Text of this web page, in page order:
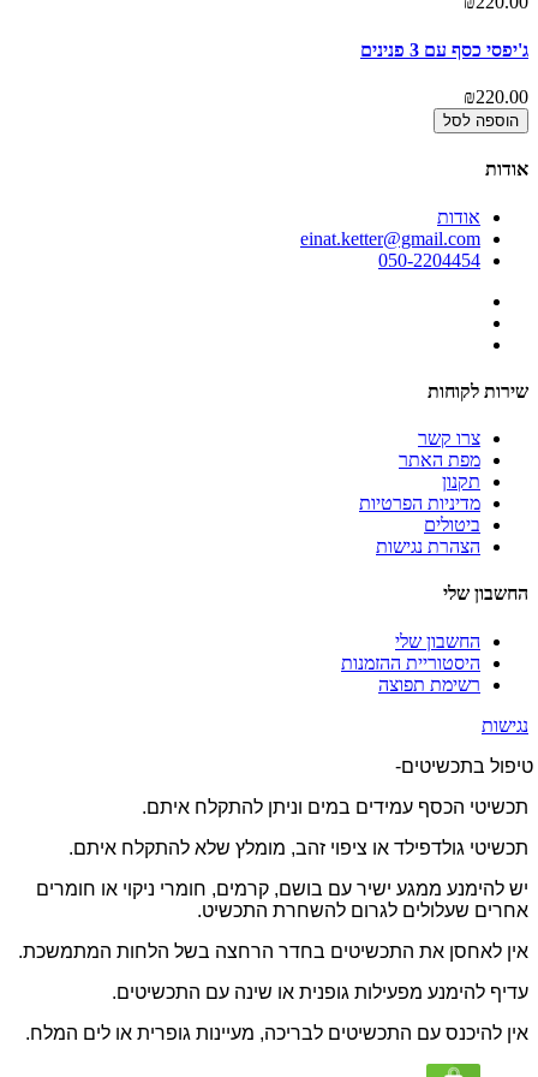
ג'יפסי כסף עם 3 פנינים
₪220.00
הוספה לסל
אודות
אודות
einat.ketter@gmail.com
050-2204454
שירות לקוחות
צרו קשר
מפת האתר
תקנון
מדיניות הפרטיות
ביטולים
הצהרת נגישות
החשבון שלי
החשבון שלי
היסטוריית ההזמנות
רשימת תפוצה
נגישות
טיפול בתכשיטים-
תכשיטי הכסף עמידים במים וניתן להתקלח איתם.
תכשיטי גולדפילד או ציפוי זהב, מומלץ שלא להתקלח איתם.
יש להימנע ממגע ישיר עם בושם, קרמים, חומרי ניקוי או חומרים
אחרים שעלולים לגרום להשחרת התכשיט.
אין לאחסן את התכשיטים בחדר הרחצה בשל הלחות המתמשכת.
עדיף להימנע מפעילות גופנית או שינה עם התכשיטים.
אין להיכנס עם התכשיטים לבריכה, מעיינות גופרית או לים המלח.